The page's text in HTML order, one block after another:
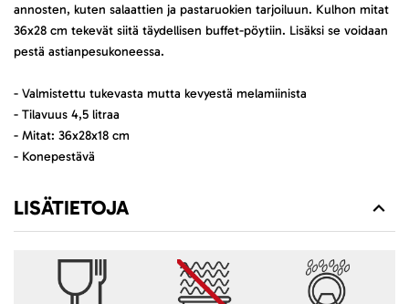
annosten, kuten salaattien ja pastaruokien tarjoiluun. Kulhon mitat
36x28 cm tekevät siitä täydellisen buffet-pöytiin. Lisäksi se voidaan
pestä astianpesukoneessa.
- Valmistettu tukevasta mutta kevyestä melamiinista
- Tilavuus 4,5 litraa
- Mitat: 36x28x18 cm
- Konepestävä
LISÄTIETOJA